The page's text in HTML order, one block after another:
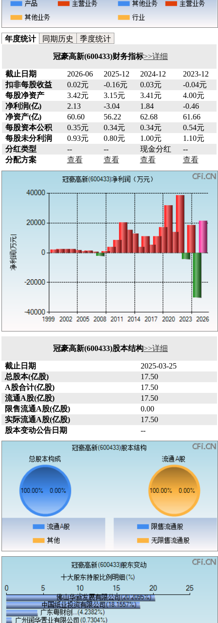
年度统计 同期历史 季度统计
冠豪高新(600433)财务指标>>详细
截止日期 2026-06 2025-12 2024-12
2023-12
扣非每股收益
0.02元 -0.16元 0.03元
-0.04元
每股净资产
3.42元 3.15元 3.41元
4.00元
净利润(亿)
2.13 -3.04 1.84
-0.46
净资产(亿)
60.60 56.22 62.68
61.66
每股资本公积
0.35元 0.34元 0.34元
0.54元
每股未分利润
0.93元 0.80元 1.00元
1.10元
分红类型
-- -- 现金分红
--
分配方案
查看 查看 查看 查看
冠豪高新(600433)股本结构>>详细
截止日期
2025-03-25
总股本(亿股)
17.50
A股合计(亿股)
17.50
流通A股(亿股)
17.50
限售流通A股(亿股)
0.00
实际流通A股(亿股)
17.50
股本变动公告日期
--